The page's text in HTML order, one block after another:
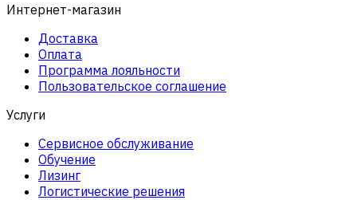
Интернет-магазин
Доставка
Оплата
Программа лояльности
Пользовательское соглашение
Услуги
Сервисное обслуживание
Обучение
Лизинг
Логистические решения